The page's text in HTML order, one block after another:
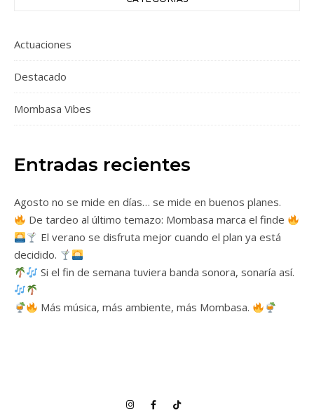
Actuaciones
Destacado
Mombasa Vibes
Entradas recientes
Agosto no se mide en días… se mide en buenos planes.
De tardeo al último temazo: Mombasa marca el finde
El verano se disfruta mejor cuando el plan ya está
decidido.
Si el fin de semana tuviera banda sonora, sonaría así.
Más música, más ambiente, más Mombasa.